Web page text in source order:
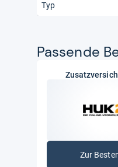
Typ
Pas­sende
Zur :